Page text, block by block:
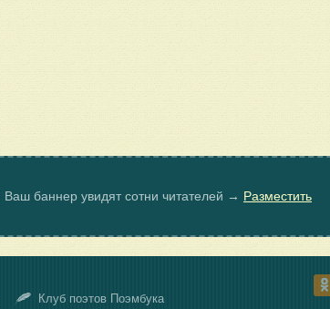
Ваш баннер увидят сотни читателей → Разместить
Клуб поэтов Поэмбука